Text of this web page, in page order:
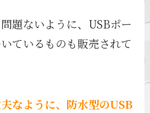
題ないように、USBポー
ているものも販売されて
なように、防水型のUSB